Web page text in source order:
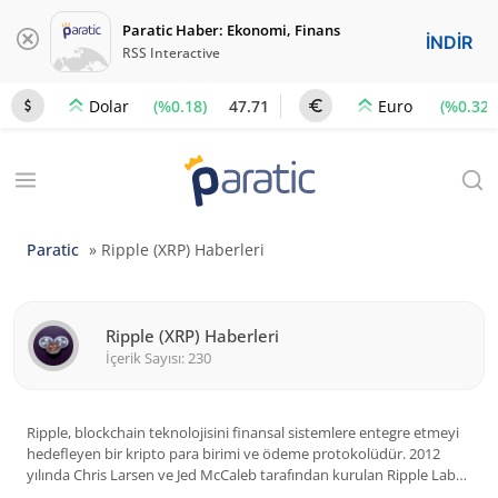
Paratic Haber: Ekonomi, Finans
RSS Interactive İNDİR
Dolar (%0.18) 47.71 Euro (%0.32)
Paratic » Ripple (XRP) Haberleri
Ripple (XRP) Haberleri
İçerik Sayısı: 230
Ripple, blockchain teknolojisini finansal sistemlere entegre etmeyi
hedefleyen bir kripto para birimi ve ödeme protokolüdür. 2012
yılında Chris Larsen ve Jed McCaleb tarafından kurulan Ripple Labs,